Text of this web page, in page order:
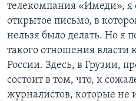
телекомпания «Имеди», я
открытое письмо, в
нельзя было делать. Но я
такого отношения власти
России. Здесь, в Грузии,
состоит в том, что, к
журналистов, которые не